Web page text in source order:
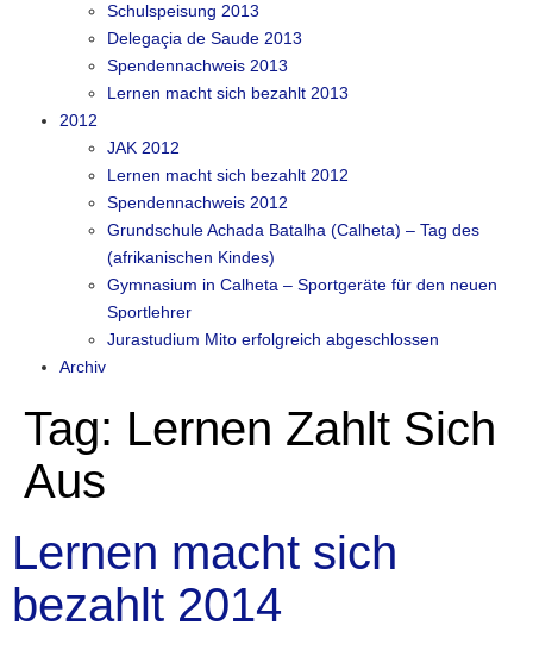
Schulspeisung 2013
Delegaçia de Saude 2013
Spendennachweis 2013
Lernen macht sich bezahlt 2013
2012
JAK 2012
Lernen macht sich bezahlt 2012
Spendennachweis 2012
Grundschule Achada Batalha (Calheta) – Tag des
(afrikanischen Kindes)
Gymnasium in Calheta – Sportgeräte für den neuen
Sportlehrer
Jurastudium Mito erfolgreich abgeschlossen
Archiv
Tag: Lernen Zahlt Sich
Aus
Lernen macht sich
bezahlt 2014